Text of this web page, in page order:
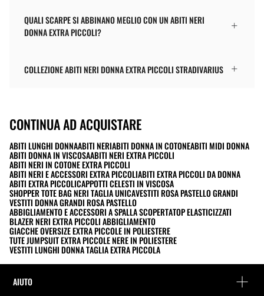
QUALI SCARPE SI ABBINANO MEGLIO CON UN ABITI NERI
DONNA EXTRA PICCOLI?
COLLEZIONE ABITI NERI DONNA EXTRA PICCOLI STRADIVARIUS
CONTINUA AD ACQUISTARE
ABITI LUNGHI DONNAABITI NERIABITI DONNA IN COTONEABITI MIDI DONNA
ABITI DONNA IN VISCOSAABITI NERI EXTRA PICCOLI
ABITI NERI IN COTONE EXTRA PICCOLI
ABITI NERI E ACCESSORI EXTRA PICCOLIABITI EXTRA PICCOLI DA DONNA
ABITI EXTRA PICCOLICAPPOTTI CELESTI IN VISCOSA
SHOPPER TOTE BAG NERI TAGLIA UNICAVESTITI ROSA PASTELLO GRANDI
VESTITI DONNA GRANDI ROSA PASTELLO
ABBIGLIAMENTO E ACCESSORI A SPALLA SCOPERTATOP ELASTICIZZATI
BLAZER NERI EXTRA PICCOLI ABBIGLIAMENTO
GIACCHE OVERSIZE EXTRA PICCOLE IN POLIESTERE
TUTE JUMPSUIT EXTRA PICCOLE NERE IN POLIESTERE
VESTITI LUNGHI DONNA TAGLIA EXTRA PICCOLA
AIUTO